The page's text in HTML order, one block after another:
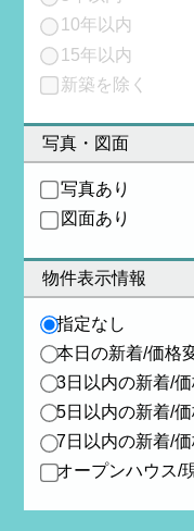
10年以内
15年以内
新築を除く
写真・図面
写真あり
図面あり
物件表示情報
指定なし
本日の新着/価格
3日以内の新着/
5日以内の新着/
7日以内の新着/
オープンハウス/